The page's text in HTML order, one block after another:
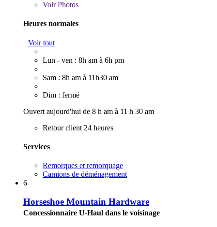
VoirPhotos
Heures normales
Voir tout
Lun - ven : 8h am à 6h pm
Sam : 8h am à 11h30 am
Dim : fermé
Ouvert aujourd'hui de 8 h am à 11 h 30 am
Retour client 24 heures
Services
Remorques et remorquage
Camions de déménagement
6
Horseshoe Mountain Hardware
Concessionnaire U-Haul dans le voisinage